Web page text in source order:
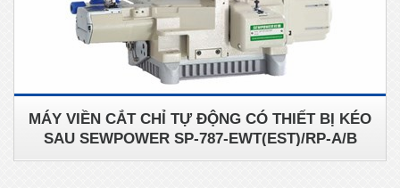
MÁY VIỀN CẮT CHỈ TỰ ĐỘNG CÓ THIẾT BỊ KÉO
SAU SEWPOWER SP-787-EWT(EST)/RP-A/B